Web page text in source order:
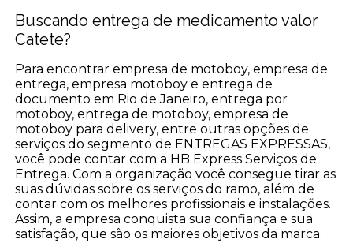
Buscando entrega de medicamento valor
Catete?
Para encontrar empresa de motoboy, empresa de
entrega, empresa motoboy e entrega de
documento em Rio de Janeiro, entrega por
motoboy, entrega de motoboy, empresa de
motoboy para delivery, entre outras opções de
serviços do segmento de ENTREGAS EXPRESSAS,
você pode contar com a HB Express Serviços de
Entrega. Com a organização você consegue tirar as
suas dúvidas sobre os serviços do ramo, além de
contar com os melhores profissionais e instalações.
Assim, a empresa conquista sua confiança e sua
satisfação, que são os maiores objetivos da marca.